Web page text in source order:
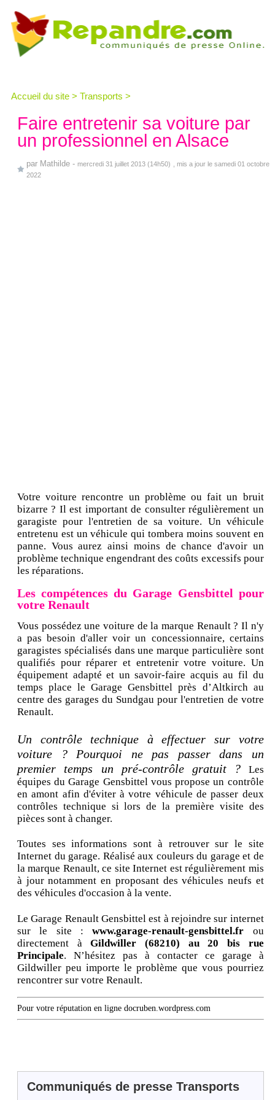
Accueil du site > Transports >
Faire entretenir sa voiture par
un professionnel en Alsace
par Mathilde - mercredi 31 juillet 2013 (14h50)
, mis a jour le samedi 01 octobre
2022
Votre voiture rencontre un problème ou fait un bruit
bizarre ? Il est important de consulter régulièrement un
garagiste pour l'entretien de sa voiture. Un véhicule
entretenu est un véhicule qui tombera moins souvent en
panne. Vous aurez ainsi moins de chance d'avoir un
problème technique engendrant des coûts excessifs pour
les réparations.
Les compétences du Garage Gensbittel pour
votre Renault
Vous possédez une voiture de la marque Renault ? Il n'y
a pas besoin d'aller voir un concessionnaire, certains
garagistes spécialisés dans une marque particulière sont
qualifiés pour réparer et entretenir votre voiture. Un
équipement adapté et un savoir-faire acquis au fil du
temps place le Garage Gensbittel près d’Altkirch au
centre des garages du Sundgau pour l'entretien de votre
Renault.
Un contrôle technique à effectuer sur votre
voiture ? Pourquoi ne pas passer dans un
premier temps un pré-contrôle gratuit ? Les
équipes du Garage Gensbittel vous propose un contrôle
en amont afin d'éviter à votre véhicule de passer deux
contrôles technique si lors de la première visite des
pièces sont à changer.
Toutes ses informations sont à retrouver sur le site
Internet du garage. Réalisé aux couleurs du garage et de
la marque Renault, ce site Internet est régulièrement mis
à jour notamment en proposant des véhicules neufs et
des véhicules d'occasion à la vente.
Le Garage Renault Gensbittel est à rejoindre sur internet
sur le site :www.garage-renault-gensbittel.fr ou
directement àGildwiller (68210) au 20 bis rue
Principale. N’hésitez pas à contacter ce garage à
Gildwiller peu importe le problème que vous pourriez
rencontrer sur votre Renault.
Pour votre réputation en ligne docruben.wordpress.com
Communiqués de presse Transports